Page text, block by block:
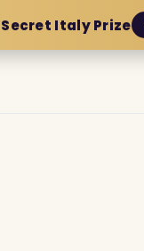
Italy Prize